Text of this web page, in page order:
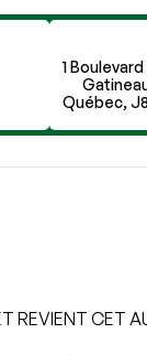
1
Québec,
REVIENT CET